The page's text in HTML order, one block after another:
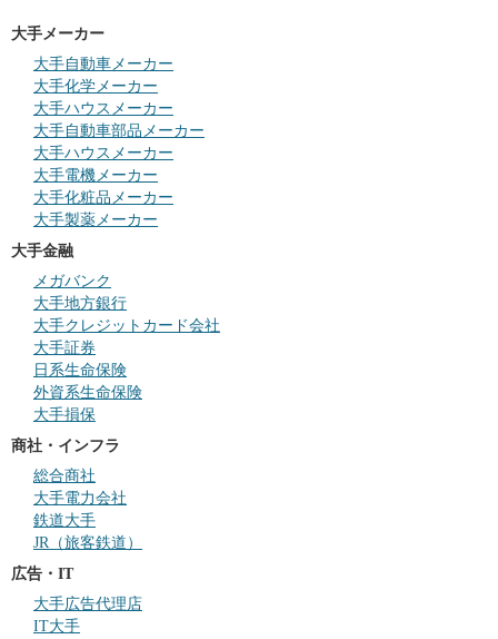
大手メーカー
大手自動車メーカー
大手化学メーカー
大手ハウスメーカー
大手自動車部品メーカー
大手ハウスメーカー
大手電機メーカー
大手化粧品メーカー
大手製薬メーカー
大手金融
メガバンク
大手地方銀行
大手クレジットカード会社
大手証券
日系生命保険
外資系生命保険
大手損保
商社・インフラ
総合商社
大手電力会社
鉄道大手
JR（旅客鉄道）
広告・IT
大手広告代理店
IT大手